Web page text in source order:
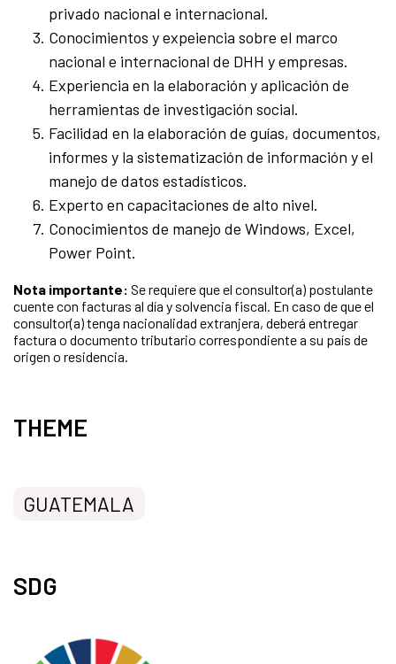
privado nacional e internacional.
Conocimientos y expeiencia sobre el marco
nacional e internacional de DHH y empresas.
Experiencia en la elaboración y aplicación de
herramientas de investigación social.
Facilidad en la elaboración de guías, documentos,
informes y la sistematización de información y el
manejo de datos estadísticos.
Experto en capacitaciones de alto nivel.
Conocimientos de manejo de Windows, Excel,
Power Point.
Nota importante: Se requiere que el consultor(a) postulante
cuente con facturas al día y solvencia fiscal. En caso de que el
consultor(a) tenga nacionalidad extranjera, deberá entregar
factura o documento tributario correspondiente a su país de
origen o residencia.
THEME
GUATEMALA
SDG